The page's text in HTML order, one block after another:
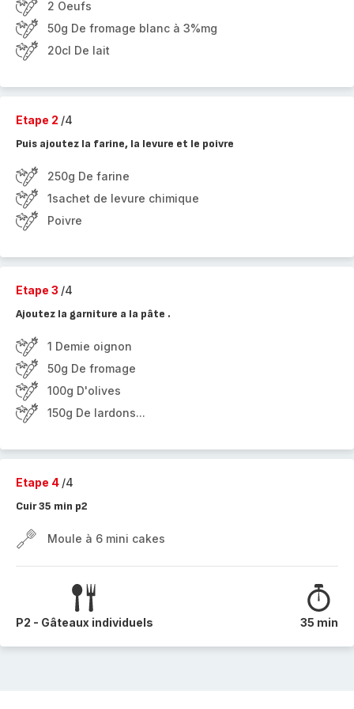
2 Oeufs
50g De fromage blanc à 3%mg
20cl De lait
Etape 2 /4
Puis ajoutez la farine, la levure et le poivre
250g De farine
1sachet de levure chimique
Poivre
Etape 3 /4
Ajoutez la garniture a la pâte .
1 Demie oignon
50g De fromage
100g D'olives
150g De lardons...
Etape 4 /4
Cuir 35 min p2
Moule à 6 mini cakes
P2 - Gâteaux individuels 35 min